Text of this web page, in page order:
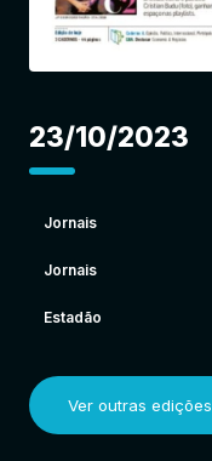
23/10/2023
Jornais
Jornais
Estadão
Ver outras edições